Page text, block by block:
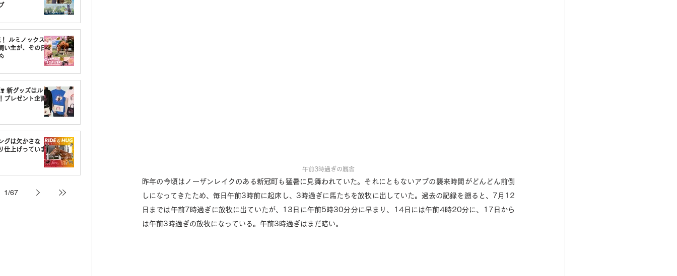
ルミノックスの
い主が、その日
新グッズはルミ
プレゼント企画
グは欠かさな
仕上げっていま
1/67
午前3時過ぎの厩舎
昨年の今頃はノーザンレイクのある新冠町も猛暑に見舞われていた。それにともないアブの襲来時間がどんどん前倒
しになってきたため、毎日午前3時前に起床し、3時過ぎに馬たちを放牧に出していた。過去の記録を遡ると、7月12
日までは午前7時過ぎに放牧に出ていたが、13日に午前5時30分分に早まり、14日には午前4時20分に、17日から
は午前3時過ぎの放牧になっている。午前3時過ぎはまだ暗い。